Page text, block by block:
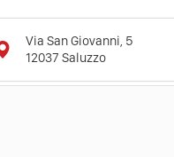
Via San Giovanni, 5
12037 Saluzzo